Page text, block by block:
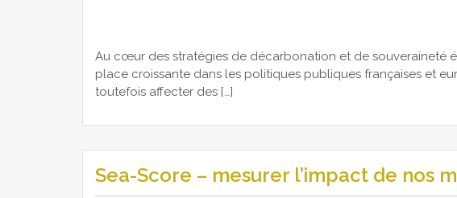
Au cœur des stratégies de décarbonation et de souveraineté
place croissante dans les politiques publiques françaises et
toutefois affecter des […]
Sea-Score – mesurer l’impact de nos